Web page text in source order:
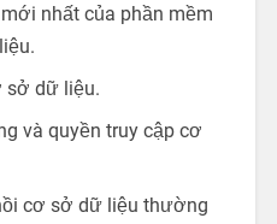
nhất của phần mềm
sở dữ liệu.
và quyền truy cập cơ
cơ sở dữ liệu thường